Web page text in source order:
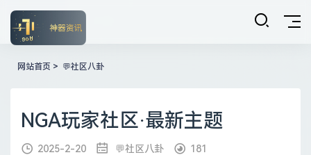
网站首页 > 💬社区八卦
NGA玩家社区·最新主题
2025-2-20 💬社区八卦 181